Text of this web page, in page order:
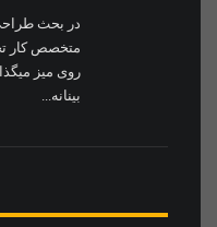
در بحث طراحی
متخصص کار
روی میز
بینانه...